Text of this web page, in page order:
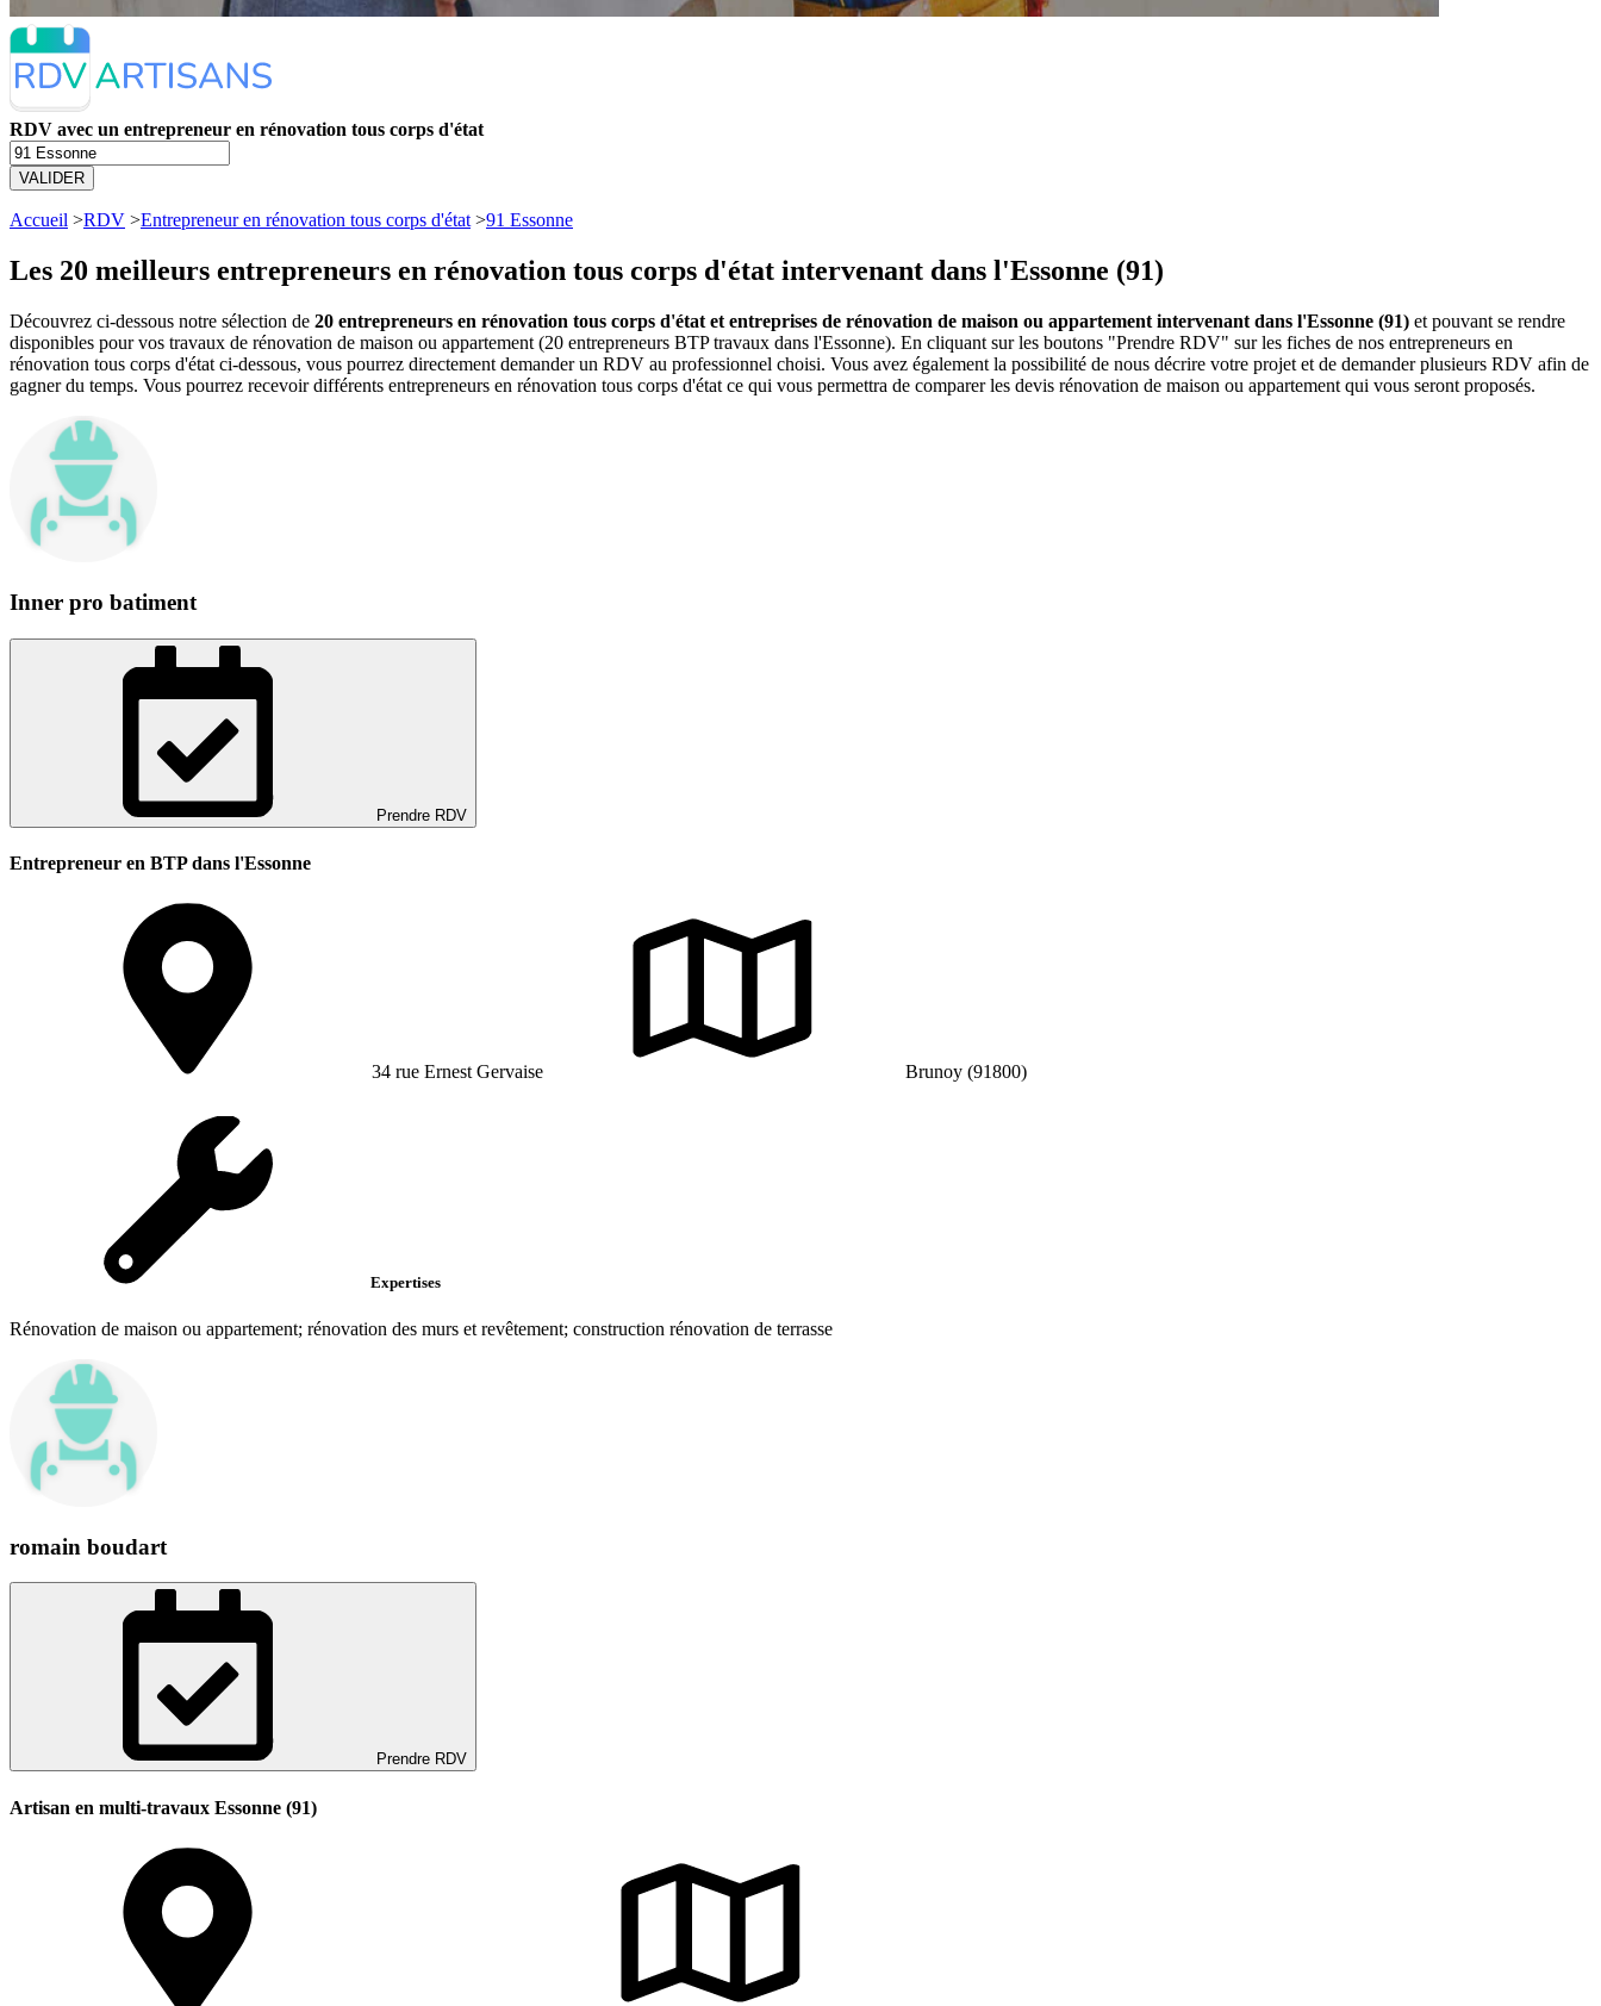
RDV avec un entrepreneur en rénovation tous corps d'état
VALIDER
Accueil >RDV >Entrepreneur en rénovation tous corps d'état >91 Essonne
Les 20 meilleurs entrepreneurs en rénovation tous corps d'état intervenant dans l'Essonne (91)
Découvrez ci-dessous notre sélection de 20 entrepreneurs en rénovation tous corps d'état et entreprises de rénovation de maison ou appartement intervenant dans l'Essonne (91) et pouvant se rendre
disponibles pour vos travaux de rénovation de maison ou appartement (20 entrepreneurs BTP travaux dans l'Essonne). En cliquant sur les boutons "Prendre RDV" sur les fiches de nos entrepreneurs en
rénovation tous corps d'état ci-dessous, vous pourrez directement demander un RDV au professionnel choisi. Vous avez également la possibilité de nous décrire votre projet et de demander plusieurs RDV afin de
gagner du temps. Vous pourrez recevoir différents entrepreneurs en rénovation tous corps d'état ce qui vous permettra de comparer les devis rénovation de maison ou appartement qui vous seront proposés.
Inner pro batiment
Prendre RDV
Entrepreneur en BTP dans l'Essonne
34 rue Ernest Gervaise Brunoy (91800)
Expertises
Rénovation de maison ou appartement; rénovation des murs et revêtement; construction rénovation de terrasse
romain boudart
Prendre RDV
Artisan en multi-travaux Essonne (91)